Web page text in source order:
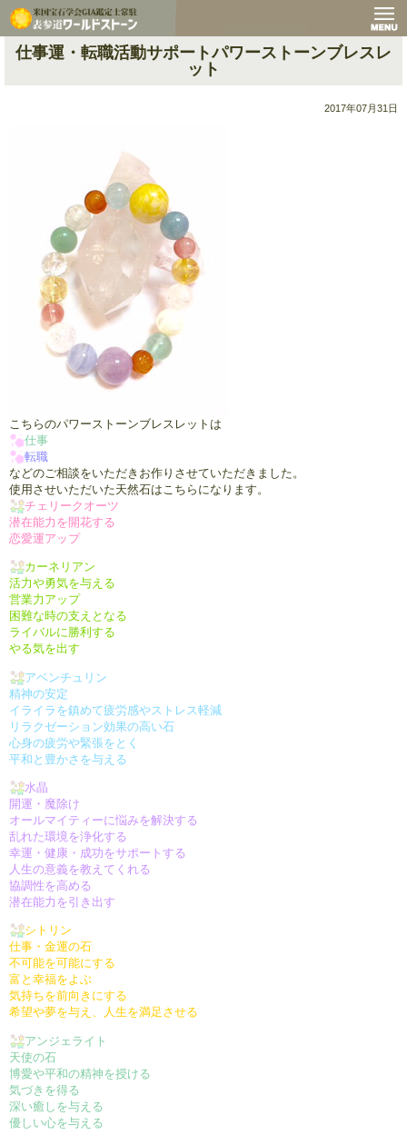
仕事運・転職活動サポートパワーストーンブレスレ
ット
2017年07月31日
こちらのパワーストーンブレスレットは
仕事
転職
などのご相談をいただきお作りさせていただきました。
使用させいただいた天然石はこちらになります。
チェリークオーツ
潜在能力を開花する
恋愛運アップ
カーネリアン
活力や勇気を与える
営業力アップ
困難な時の支えとなる
ライバルに勝利する
やる気を出す
アベンチュリン
精神の安定
イライラを鎮めて疲労感やストレス軽減
リラクゼーション効果の高い石
心身の疲労や緊張をとく
平和と豊かさを与える
水晶
開運・魔除け
オールマイティーに悩みを解決する
乱れた環境を浄化する
幸運・健康・成功をサポートする
人生の意義を教えてくれる
協調性を高める
潜在能力を引き出す
シトリン
仕事・金運の石
不可能を可能にする
富と幸福をよぶ
気持ちを前向きにする
希望や夢を与え、人生を満足させる
アンジェライト
天使の石
博愛や平和の精神を授ける
気づきを得る
深い癒しを与える
優しい心を与える